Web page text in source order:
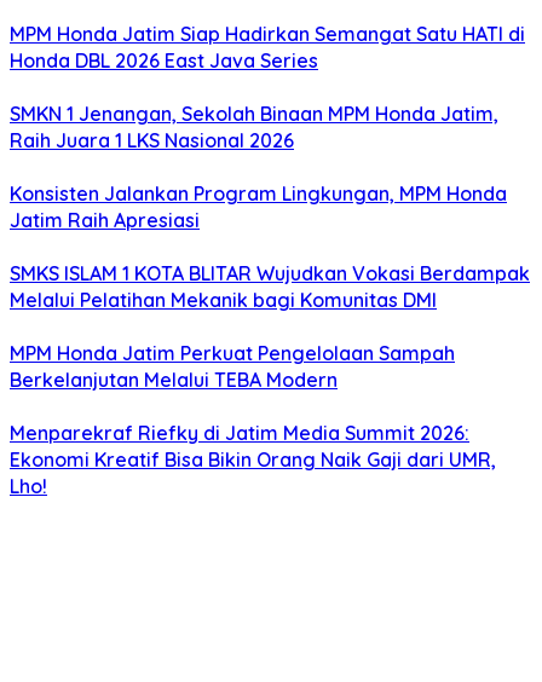
MPM Honda Jatim Siap Hadirkan Semangat Satu HATI di
Honda DBL 2026 East Java Series
SMKN 1 Jenangan, Sekolah Binaan MPM Honda Jatim,
Raih Juara 1 LKS Nasional 2026
Konsisten Jalankan Program Lingkungan, MPM Honda
Jatim Raih Apresiasi
SMKS ISLAM 1 KOTA BLITAR Wujudkan Vokasi Berdampak
Melalui Pelatihan Mekanik bagi Komunitas DMI
MPM Honda Jatim Perkuat Pengelolaan Sampah
Berkelanjutan Melalui TEBA Modern
Menparekraf Riefky di Jatim Media Summit 2026:
Ekonomi Kreatif Bisa Bikin Orang Naik Gaji dari UMR,
Lho!